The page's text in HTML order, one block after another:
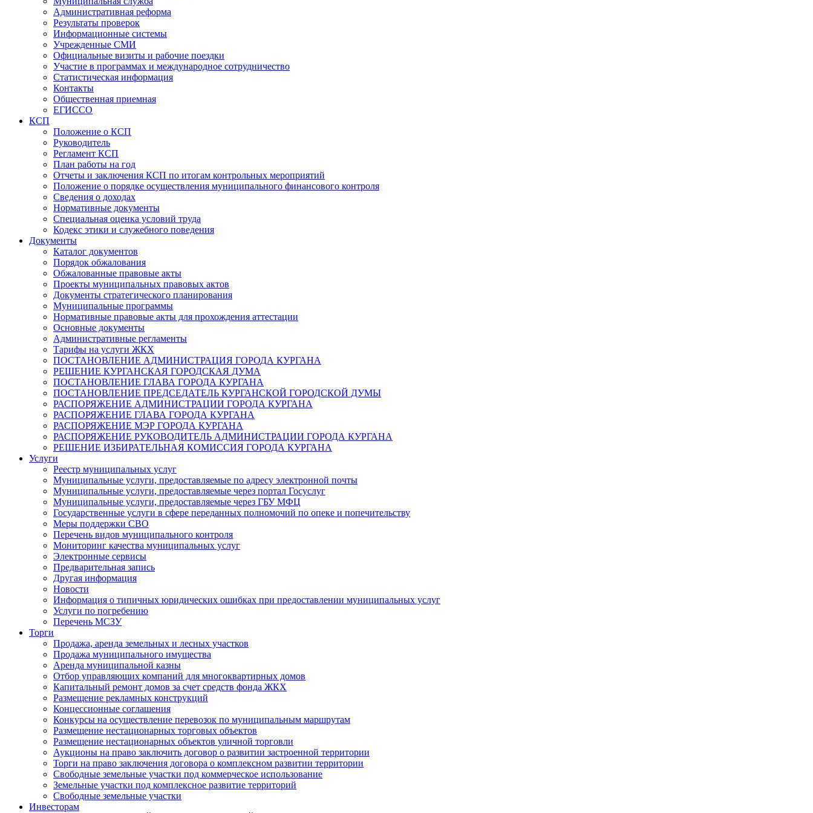
Административная реформа
Результаты проверок
Информационные системы
Учрежденные СМИ
Официальные визиты и рабочие поездки
Участие в программах и международное сотрудничество
Статистическая информация
Контакты
Общественная приемная
ЕГИССО
КСП
Положение о КСП
Руководитель
Регламент КСП
План работы на год
Отчеты и заключения КСП по итогам контрольных мероприятий
Положение о порядке осуществления муниципального финансового контроля
Сведения о доходах
Нормативные документы
Специальная оценка условий труда
Кодекс этики и служебного поведения
Документы
Каталог документов
Порядок обжалования
Обжалованные правовые акты
Проекты муниципальных правовых актов
Документы стратегического планирования
Муниципальные программы
Нормативные правовые акты для прохождения аттестации
Основные документы
Административные регламенты
Тарифы на услуги ЖКХ
ПОСТАНОВЛЕНИЕ АДМИНИСТРАЦИЯ ГОРОДА КУРГАНА
РЕШЕНИЕ КУРГАНСКАЯ ГОРОДСКАЯ ДУМА
ПОСТАНОВЛЕНИЕ ГЛАВА ГОРОДА КУРГАНА
ПОСТАНОВЛЕНИЕ ПРЕДСЕДАТЕЛЬ КУРГАНСКОЙ ГОРОДСКОЙ ДУМЫ
РАСПОРЯЖЕНИЕ АДМИНИСТРАЦИИ ГОРОДА КУРГАНА
РАСПОРЯЖЕНИЕ ГЛАВА ГОРОДА КУРГАНА
РАСПОРЯЖЕНИЕ МЭР ГОРОДА КУРГАНА
РАСПОРЯЖЕНИЕ РУКОВОДИТЕЛЬ АДМИНИСТРАЦИИ ГОРОДА КУРГАНА
РЕШЕНИЕ ИЗБИРАТЕЛЬНАЯ КОМИССИЯ ГОРОДА КУРГАНА
Услуги
Реестр муниципальных услуг
Муниципальные услуги, предоставляемые по адресу электронной почты
Муниципальные услуги, предоставляемые через портал Госуслуг
Муниципальные услуги, предоставляемые через ГБУ МФЦ
Государственные услуги в сфере переданных полномочий по опеке и попечительству
Меры поддержки СВО
Перечень видов муниципального контроля
Мониторинг качества муниципальных услуг
Электронные сервисы
Предварительная запись
Другая информация
Новости
Информация о типичных юридических ошибках при предоставлении муниципальных услуг
Услуги по погребению
Перечень МСЗУ
Торги
Продажа, аренда земельных и лесных участков
Продажа муниципального имущества
Аренда муниципальной казны
Отбор управляющих компаний для многоквартирных домов
Капитальный ремонт домов за счет средств фонда ЖКХ
Размещение рекламных конструкций
Концессионные соглашения
Конкурсы на осуществление перевозок по муниципальным маршрутам
Размещение нестационарных торговых объектов
Размещение нестационарных объектов уличной торговли
Аукционы на право заключить договор о развитии застроенной территории
Торги на право заключения договора о комплексном развитии территории
Свободные земельные участки под коммерческое использование
Земельные участки под комплексное развитие территорий
Свободные земельные участки
Инвесторам